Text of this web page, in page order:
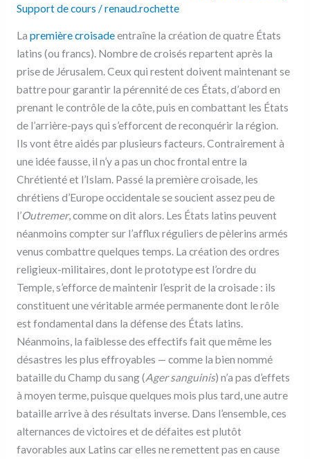
Support de cours /renaud.rochette
La première croisadeentraîne la création de quatre États
latins (ou francs). Nombre de croisés repartent après la
prise de Jérusalem. Ceux qui restent doivent maintenant se
battre pour garantir la pérennité de ces États, d’abord en
prenant le contrôle de la côte, puis en combattant les États
de l’arrière-pays qui s’efforcent de reconquérir la région.
Ils vont être aidés par plusieurs facteurs. Contrairement à
une idée fausse, il n’y a pas un choc frontal entre la
Chrétienté et l’Islam. Passé la première croisade, les
chrétiens d’Europe occidentale se soucient assez peu de
l’Outremer, comme on dit alors. Les États latins peuvent
néanmoins compter sur l’afflux réguliers de pèlerins armés
venus combattre quelques temps. La création des ordres
religieux-militaires, dont le prototype est l’ordre du
Temple, s’efforce de maintenir l’esprit de la croisade : ils
constituent une véritable armée permanente dont le rôle
est fondamental dans la défense des États latins.
Néanmoins, la faiblesse des effectifs fait que même les
désastres les plus effroyables — comme la bien nommé
bataille du Champ du sang (Ager sanguinis) n’a pas d’effets
à moyen terme, puisque quelques mois plus tard, une autre
bataille arrive à des résultats inverse. Dans l’ensemble, ces
alternances de victoires et de défaites est plutôt
favorables aux Latins car elles ne remettent pas en cause